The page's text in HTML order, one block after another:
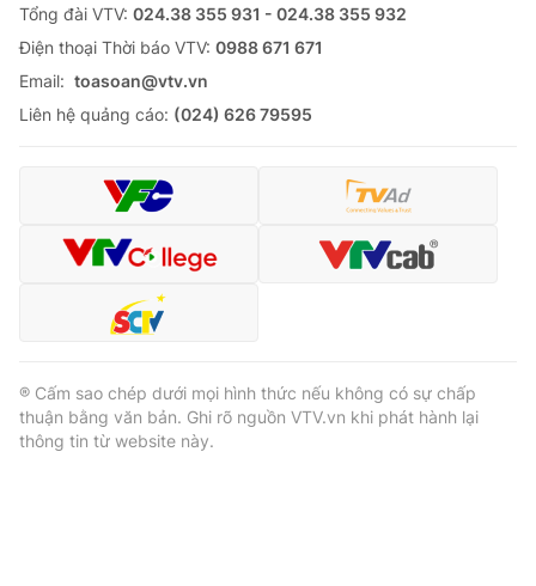
Tổng đài VTV: 024.38 355 931 - 024.38 355 932
Ðiện thoại Thời báo VTV: 0988 671 671
Email: toasoan@vtv.vn
Liên hệ quảng cáo: (024) 626 79595
® Cấm sao chép dưới mọi hình thức nếu không có sự chấp
thuận bằng văn bản. Ghi rõ nguồn VTV.vn khi phát hành lại
thông tin từ website này.